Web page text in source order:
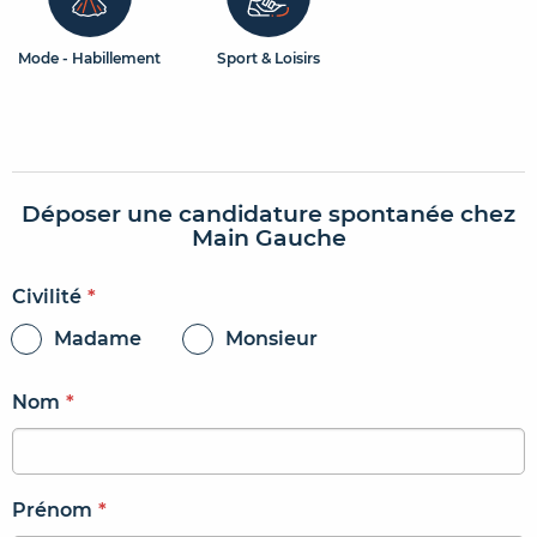
Mode - Habillement Sport & Loisirs
Déposer une candidature spontanée chez
Main Gauche
Civilité *
Madame
Monsieur
Nom *
Prénom *